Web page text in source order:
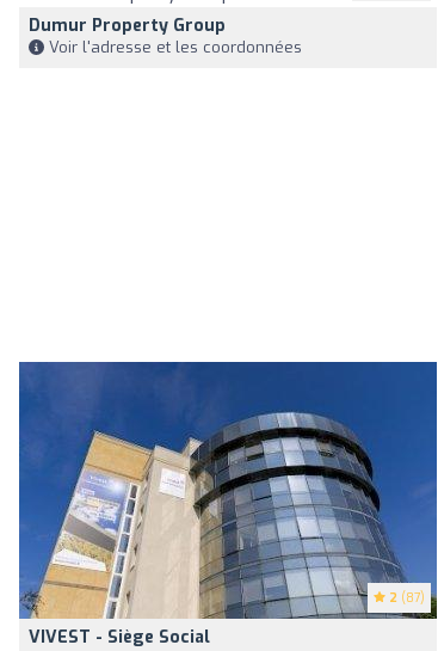
Dumur Property Group
Voir l'adresse et les coordonnées
2 (87)
VIVEST - Siège Social